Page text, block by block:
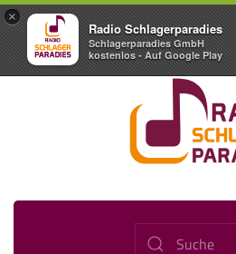
×
Radio Schlagerparadies
Schlagerparadies GmbH
kostenlos - Auf Google Play